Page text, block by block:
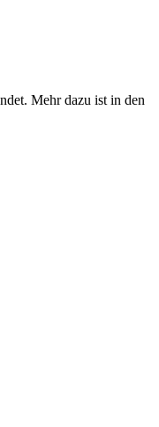
Mehr dazu ist in den